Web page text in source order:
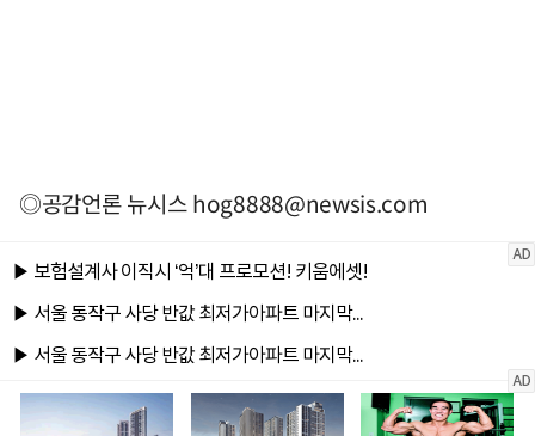
◎공감언론 뉴시스hog8888@newsis.com